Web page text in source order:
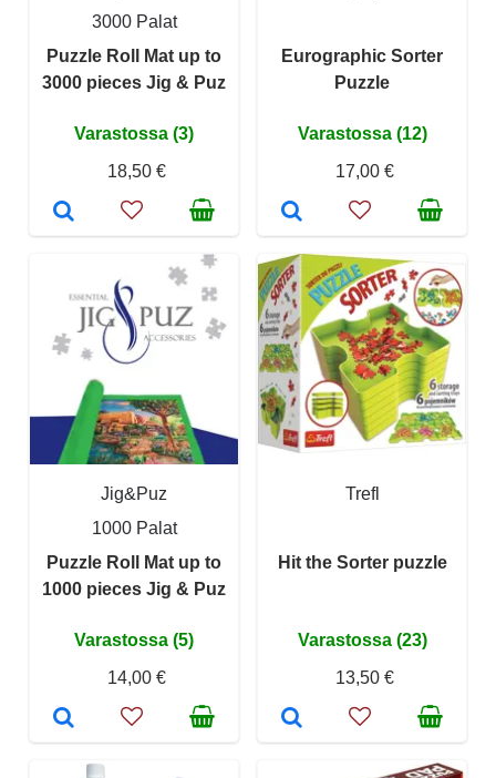
3000 Palat
Puzzle Roll Mat up to
3000 pieces Jig & Puz
Varastossa (3)
18,50 €
Eurographic Sorter
Puzzle
Varastossa (12)
17,00 €
Jig&Puz
1000 Palat
Puzzle Roll Mat up to
1000 pieces Jig & Puz
Varastossa (5)
14,00 €
Trefl
Hit the Sorter puzzle
Varastossa (23)
13,50 €